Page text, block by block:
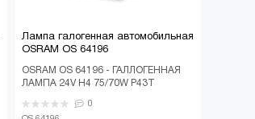
Лампа галогенная автомобильная
OSRAM OS 64196
OSRAM OS 64196 - ГАЛЛОГЕННАЯ
ЛАМПА 24V H4 75/70W P43T
автомобильная..
0